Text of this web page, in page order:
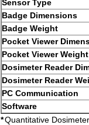
Sensor Type
Badge Dimensions
Badge Weight
Pocket Viewer
Pocket Viewer Weight
Dosimeter Reader
Dosimeter Reader
PC Communication
Software
*Quantitative